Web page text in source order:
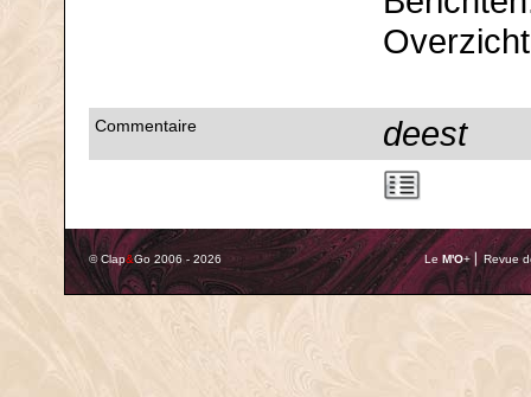
Commentaire deest
© Clap&Go 2006 - 2026 Le M'O+ ⎢ Revue